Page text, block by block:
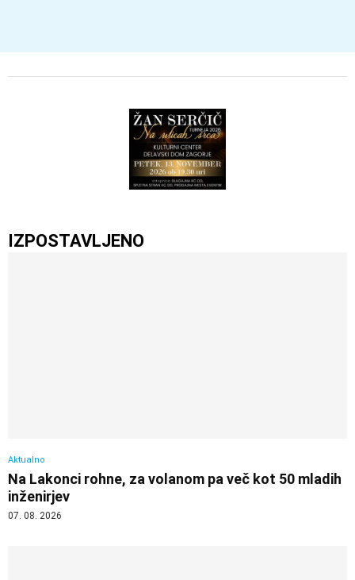
IZPOSTAVLJENO
Aktualno
Na Lakonci rohne, za volanom pa več kot 50 mladih
inženirjev
07. 08. 2026